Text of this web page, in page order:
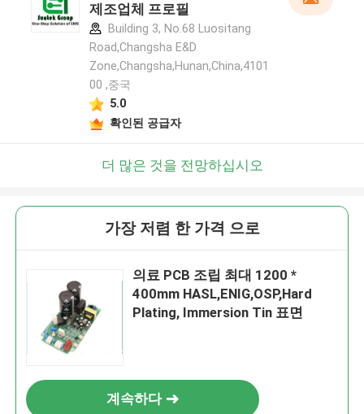
제조업체 프로필
Building 3, No.68 Luositang
Road,Changsha E&D
Zone,Changsha,Hunan,China,4101
00 ,중국
5.0
확인된 공급자
더 많은 것을 전망하십시오
가장 저렴 한 가격 으로
의료 PCB 조립 최대 1200 *
400mm HASL,ENIG,OSP,Hard
Plating, Immersion Tin 표면
계속하다